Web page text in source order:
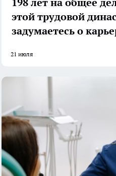
этой трудовой
задумаетесь о
21 июля